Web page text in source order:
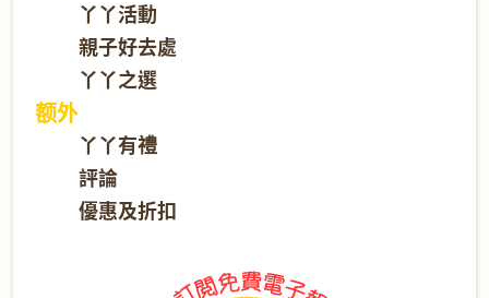
丫丫活動
親子好去處
丫丫之選
额外
丫丫有禮
評論
優惠及折扣